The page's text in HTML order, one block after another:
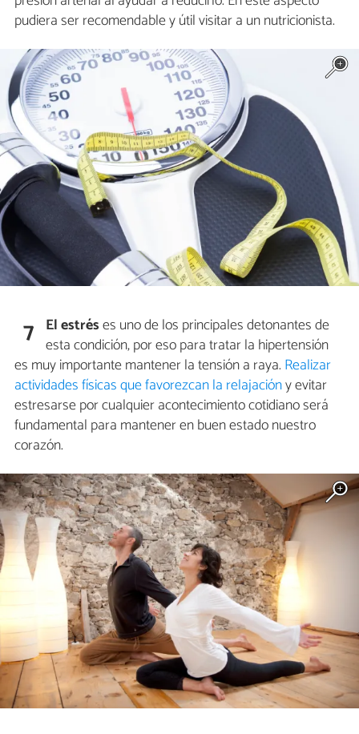
pudiera ser recomendable y útil visitar a un nutricionista.
7 El estréses uno de los principales detonantes de
esta condición, por eso para tratar la hipertensión
es muy importante mantener la tensión a raya. Realizar
actividades físicas que favorezcan la relajacióny evitar
estresarse por cualquier acontecimiento cotidiano será
fundamental para mantener en buen estado nuestro
corazón.